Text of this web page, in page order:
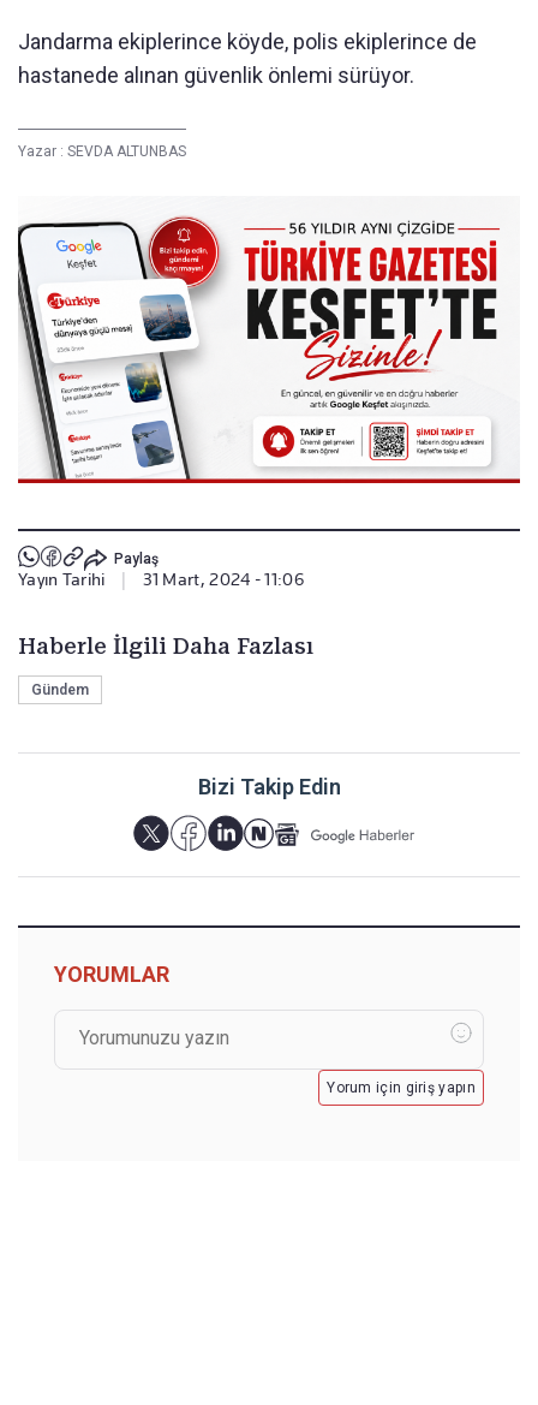
Jandarma ekiplerince köyde, polis ekiplerince de
hastanede alınan güvenlik önlemi sürüyor.
Yazar : SEVDA ALTUNBAS
Paylaş
Yayın Tarihi 31 Mart, 2024 - 11:06
Haberle İlgili Daha Fazlası
Gündem
Bizi Takip Edin
YORUMLAR
Yorum için giriş yapın